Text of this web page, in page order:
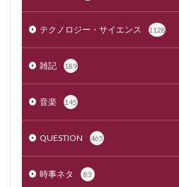
テクノロジー・サイエンス 1128
雑記 189
音楽 145
QUESTION 465
時事ネタ 83